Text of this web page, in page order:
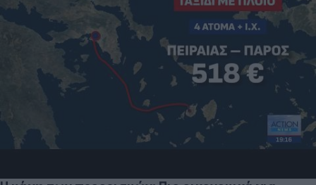
Skin dysmorphia: Όταν η εμμονή με το «τέλειο»
δέρμα αποτελεί πρόβλημα ψυχικής υγείας